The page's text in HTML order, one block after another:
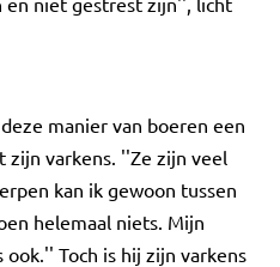
manier van boeren een
zijn varkens. ''Ze zijn veel
kan ik gewoon tussen
helemaal niets. Mijn
Toch is hij zijn varkens